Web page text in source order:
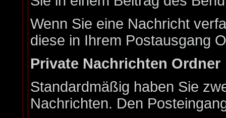
Wenn Sie eine Nachricht
diese in Ihrem Postausgang
Private Nachrichten Ordner
Standardmäßig haben Sie
Nachrichten. Den